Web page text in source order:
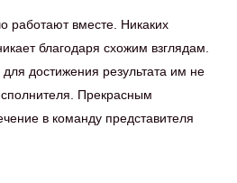
работают вместе. Никаких
благодаря схожим взглядам.
достижения результата им не
Прекрасным
в команду представителя